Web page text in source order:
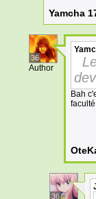
Yamcha
36
Author
Bah
36